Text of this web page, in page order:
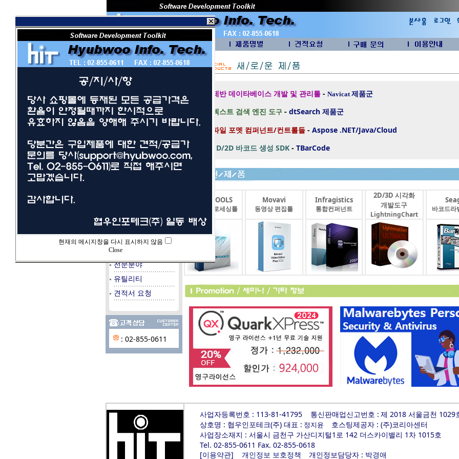
회 원 I D
멀티미디어
데이타베이스
시스템/서버
전문분야
유틸리티
견적서 요청
: 02-855-0611
제반 데이타베이스 개발 및 관리툴- Navicat제품군
텍스트 검색 엔진 도구- dtSearch 제품군
파일 포멧 컴퍼넌트/컨트롤들 - Aspose .NET/Java/Cloud
1D/2D 바코드 생성 SDK - TBarCode
LEADTOOLS
이미지프로세싱툴
Movavi
동영상 편집툴
Infragistics
통합컨퍼넌트
2D/3D 시각화
개발도구
LightningChart
바코드라
사업자등록번호 : 113-81-41795 통신판매업신고번호 : 제 2018 서울금천 1029
상호명 : 협우인포테크(주) 대표 : 정지윤
호스팅제공자 : (주)코리아센터
사업장소재지 : 서울시 금천구 가산디지털1로 142 더스카이밸리 1차 1015호
Tel. 02-855-0611 Fax. 02-855-0618
[이용약관] 개인정보 보호정책 개인정보담당자 : 박경애
현재의 메시지창을 다시 표시하지 않음
Close